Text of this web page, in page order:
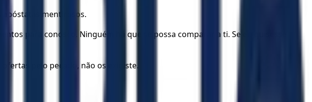
apóstatas mentirosos.
para conosco. Ninguém há que se possa comparar a ti. Se eu quisesse
pelo pecado, não os exigiste.